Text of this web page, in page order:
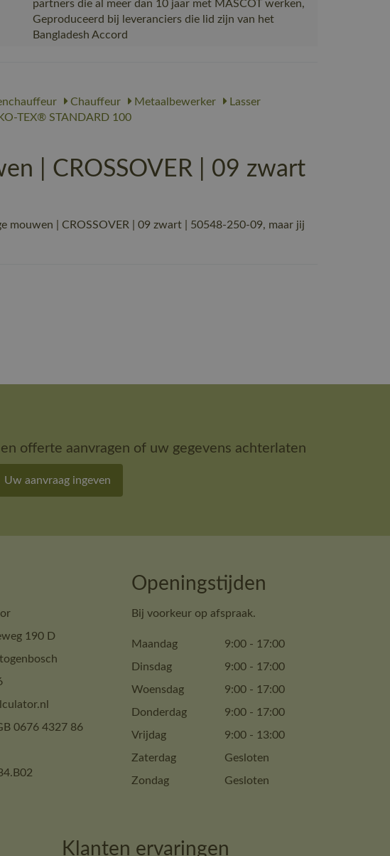
partners die al meer dan 10 jaar met MASCOT werken,
Geproduceerd bij leveranciers die lid zijn van het
Bangladesh Accord
Chauffeur Metaalbewerker
Lasser
TEX® STANDARD 100
| CROSSOVER | 09 zwart
mouwen | CROSSOVER | 09 zwart | 50548-250-09, maar jij
offerte aanvragen of uw gegevens achterlaten
Uw aanvraag ingeven
190 D
0676 4327 86
Openingstijden
Bij voorkeur op afspraak.
Maandag 9:00 - 17:00
Dinsdag
9:00 - 17:00
Woensdag
9:00 - 17:00
Donderdag
9:00 - 17:00
Vrijdag
9:00 - 13:00
Zaterdag
Gesloten
Zondag
Gesloten
Klanten ervaringen